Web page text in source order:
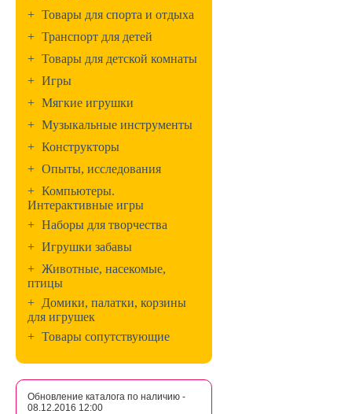
+ Товары для спорта и отдыха
+ Транспорт для детей
+ Товары для детской комнаты
+ Игры
+ Мягкие игрушки
+ Музыкальные инструменты
+ Конструкторы
+ Опыты, исследования
+ Компьютеры.
Интерактивные игры
+ Наборы для творчества
+ Игрушки забавы
+ Животные, насекомые,
птицы
+ Домики, палатки, корзины
для игрушек
+ Товары сопутствующие
Обновление каталога по наличию -
08.12.2016 12:00